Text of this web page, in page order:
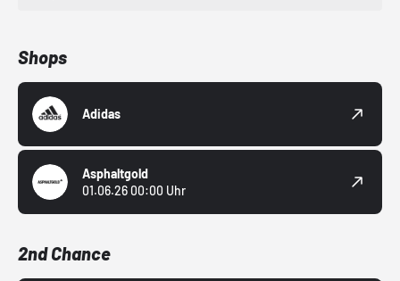
Shops
Adidas
Asphaltgold
01.06.26 00:00 Uhr
2nd Chance